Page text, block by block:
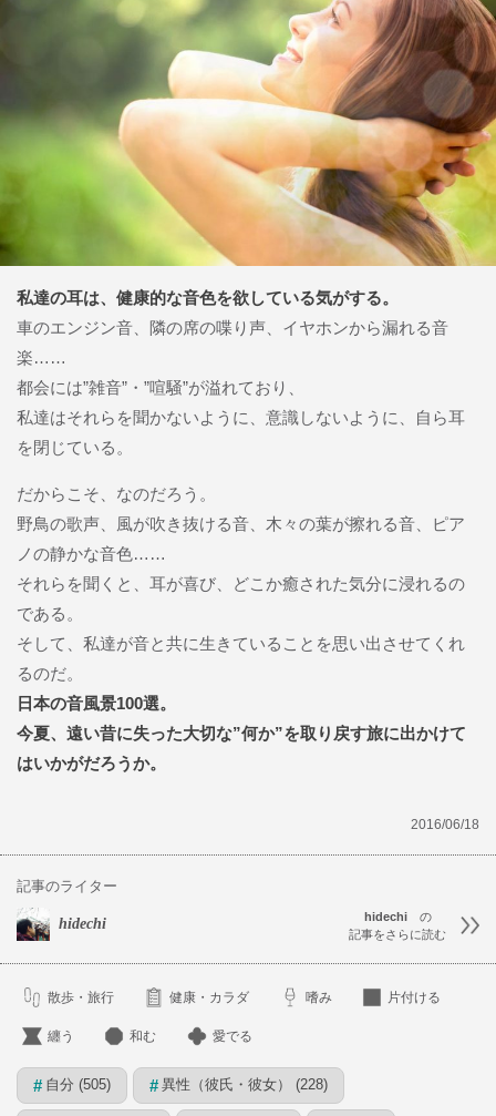
私達の耳は、健康的な音色を欲している気がする。
車のエンジン音、隣の席の喋り声、イヤホンから漏れる音
楽……
都会には”雑音”・”喧騒”が溢れており、
私達はそれらを聞かないように、意識しないように、自ら耳
を閉じている。
だからこそ、なのだろう。
野鳥の歌声、風が吹き抜ける音、木々の葉が擦れる音、ピア
ノの静かな音色……
それらを聞くと、耳が喜び、どこか癒された気分に浸れるの
である。
そして、私達が音と共に生きていることを思い出させてくれ
るのだ。
日本の音風景100選。
今夏、遠い昔に失った大切な”何か”を取り戻す旅に出かけて
はいかがだろうか。
2016/06/18
記事のライター
hidechi hidechiの
記事をさらに読む
散歩・旅行 健康・カラダ 嗜み 片付ける
纏う 和む 愛でる
# 自分 (505) # 異性（彼氏・彼女） (228)